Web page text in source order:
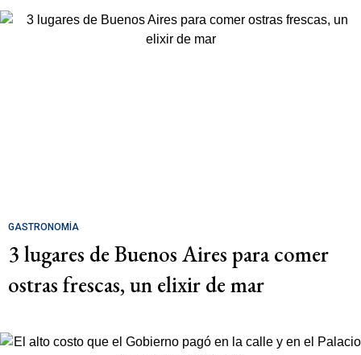
GASTRONOMÍA
3 lugares de Buenos Aires para comer
ostras frescas, un elixir de mar